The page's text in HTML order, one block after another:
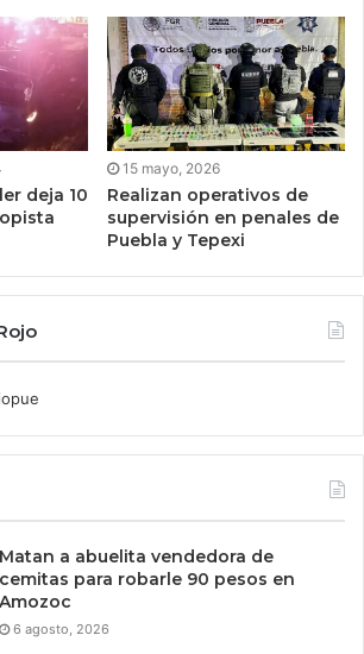
deja 10
15 mayo, 2026
Realizan operativos de
supervisión en penales de
Puebla y Tepexi
Matan a abuelita vendedora de
cemitas para robarle 90 pesos en
Amozoc
6 agosto, 2026